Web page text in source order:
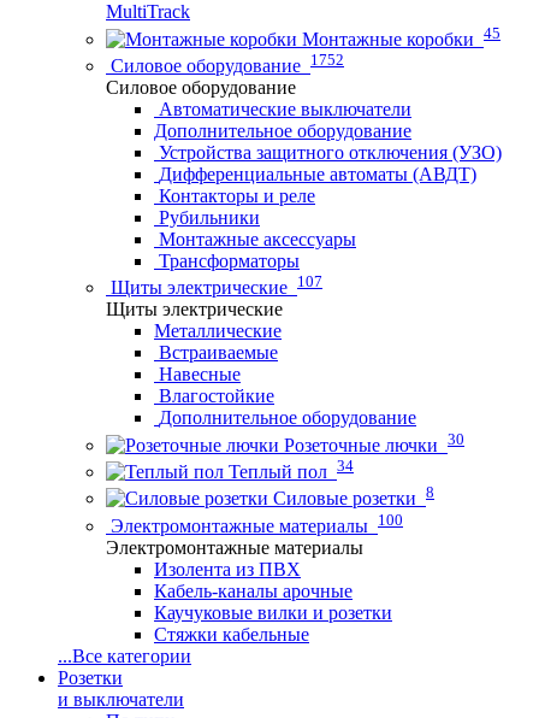
MultiTrack
Монтажные коробки 45
Силовое оборудование 1752
Силовое оборудование
Автоматические выключатели
Дополнительное оборудование
Устройства защитного отключения (УЗО)
Дифференциальные автоматы (АВДТ)
Контакторы и реле
Рубильники
Монтажные аксессуары
Трансформаторы
Щиты электрические 107
Щиты электрические
Металлические
Встраиваемые
Навесные
Влагостойкие
Дополнительное оборудование
Розеточные лючки 30
Теплый пол 34
Силовые розетки 8
Электромонтажные материалы 100
Электромонтажные материалы
Изолента из ПВХ
Кабель-каналы арочные
Каучуковые вилки и розетки
Стяжки кабельные
...Все категории
Розетки
и выключатели